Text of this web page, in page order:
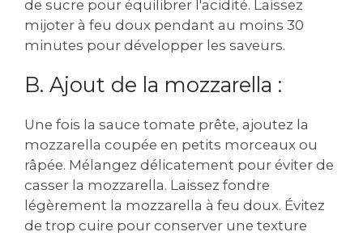
de sucre pour équilibrer l'acidité. Laissez
mijoter à feu doux pendant au moins 30
minutes pour développer les saveurs.
B. Ajout de la mozzarella :
Une fois la sauce tomate prête, ajoutez la
mozzarella coupée en petits morceaux ou
râpée. Mélangez délicatement pour éviter de
casser la mozzarella. Laissez fondre
légèrement la mozzarella à feu doux. Évitez
de trop cuire pour conserver une texture